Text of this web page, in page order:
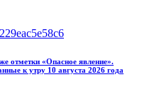
отметки «Опасное явление».
к утру 10 августа 2026 года